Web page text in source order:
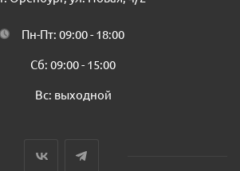
Пн-Пт: 09:00 - 18:00
Сб: 09:00 - 15:00
Вс: выходной